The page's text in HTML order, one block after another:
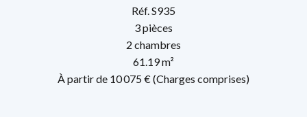
Réf. S935
3 pièces
2 chambres
61.19 m²
À partir de 10 075 € (Charges comprises)